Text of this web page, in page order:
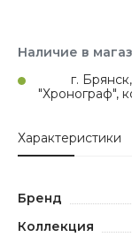
Наличие в
г.
"Хронограф",
Характеристики
Бренд
Коллекция